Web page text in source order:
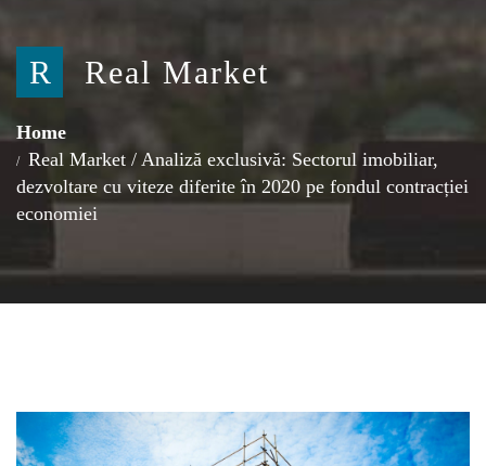
R Real Market
Home
Real Market / Analiză exclusivă: Sectorul imobiliar,
dezvoltare cu viteze diferite în 2020 pe fondul contracției
economiei